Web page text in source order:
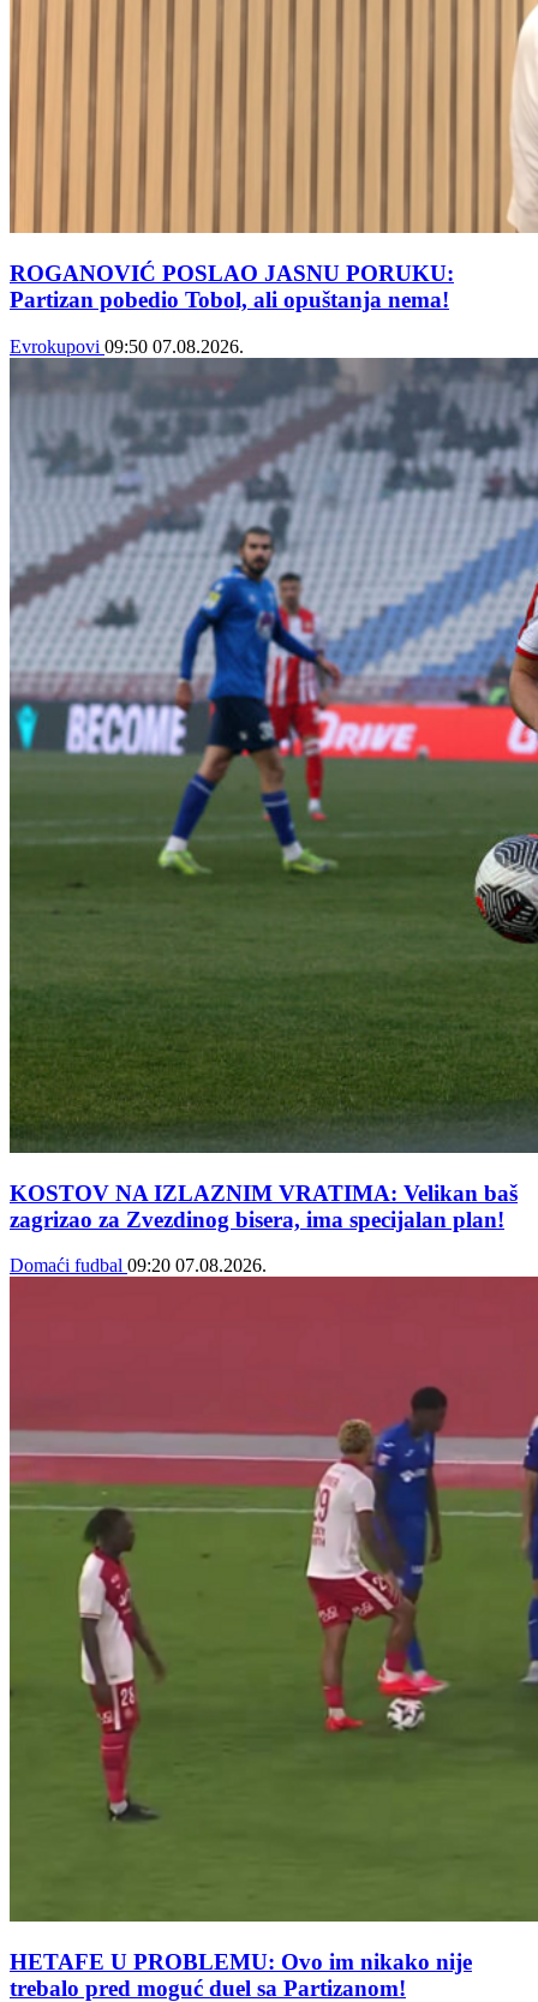
ROGANOVIĆ POSLAO JASNU PORUKU:
Partizan pobedio Tobol, ali opuštanja nema!
Evrokupovi 09:50 07.08.2026.
KOSTOV NA IZLAZNIM VRATIMA: Velikan baš
zagrizao za Zvezdinog bisera, ima specijalan plan!
Domaći fudbal 09:20 07.08.2026.
HETAFE U PROBLEMU: Ovo im nikako nije
trebalo pred moguć duel sa Partizanom!